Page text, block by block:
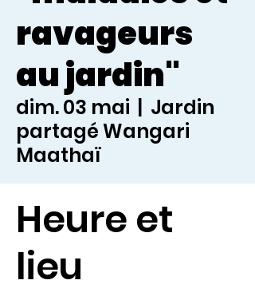
ravageurs
au jardin"
dim. 03 mai
  |
Jardin
partagé Wangari
Maathaï
Heure et
lieu